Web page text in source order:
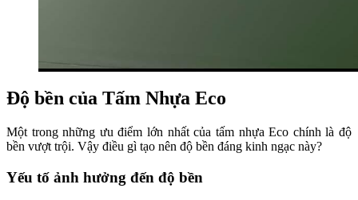
Độ bền của Tấm Nhựa Eco
Một trong những ưu điểm lớn nhất của tấm nhựa Eco chính là độ
bền vượt trội. Vậy điều gì tạo nên độ bền đáng kinh ngạc này?
Yếu tố ảnh hưởng đến độ bền